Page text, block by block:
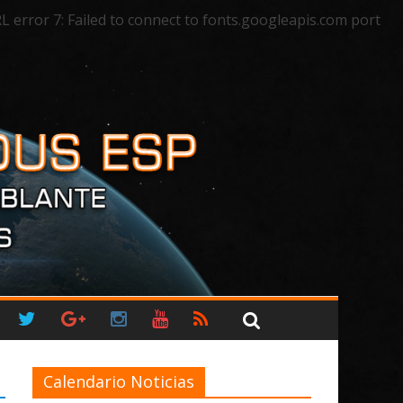
error 7: Failed to connect to fonts.googleapis.com port
Calendario Noticias